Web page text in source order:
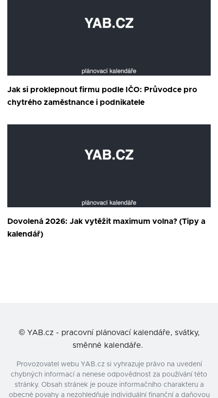
Jak si proklepnout firmu podle IČO: Průvodce pro
chytrého zaměstnance i podnikatele
Dovolená 2026: Jak vytěžit maximum volna? (Tipy a
kalendář)
© YAB.cz - pracovní plánovací kalendáře, svátky,
směnné kalendáře.
Provozovatel webu YAB.cz si vyhrazuje právo na uvedení
chybných informací a nenese odpovědnost za používání této
stránky. Obsah stránek je pouze informačního charakteru a
obecné povahy a nezohledňuje individuální finanční a daňovou